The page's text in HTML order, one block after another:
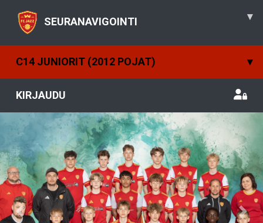
SEURANAVIGOINTI ▾
C14 JUNIORIT (2012 POJAT) ▾
KIRJAUDU
Previous